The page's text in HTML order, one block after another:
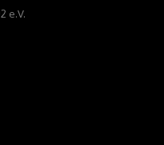
e.V.